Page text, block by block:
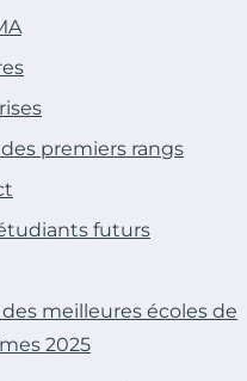
premiers rangs
futurs
meilleures écoles de
2025